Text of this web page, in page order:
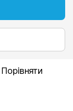
Порівняти